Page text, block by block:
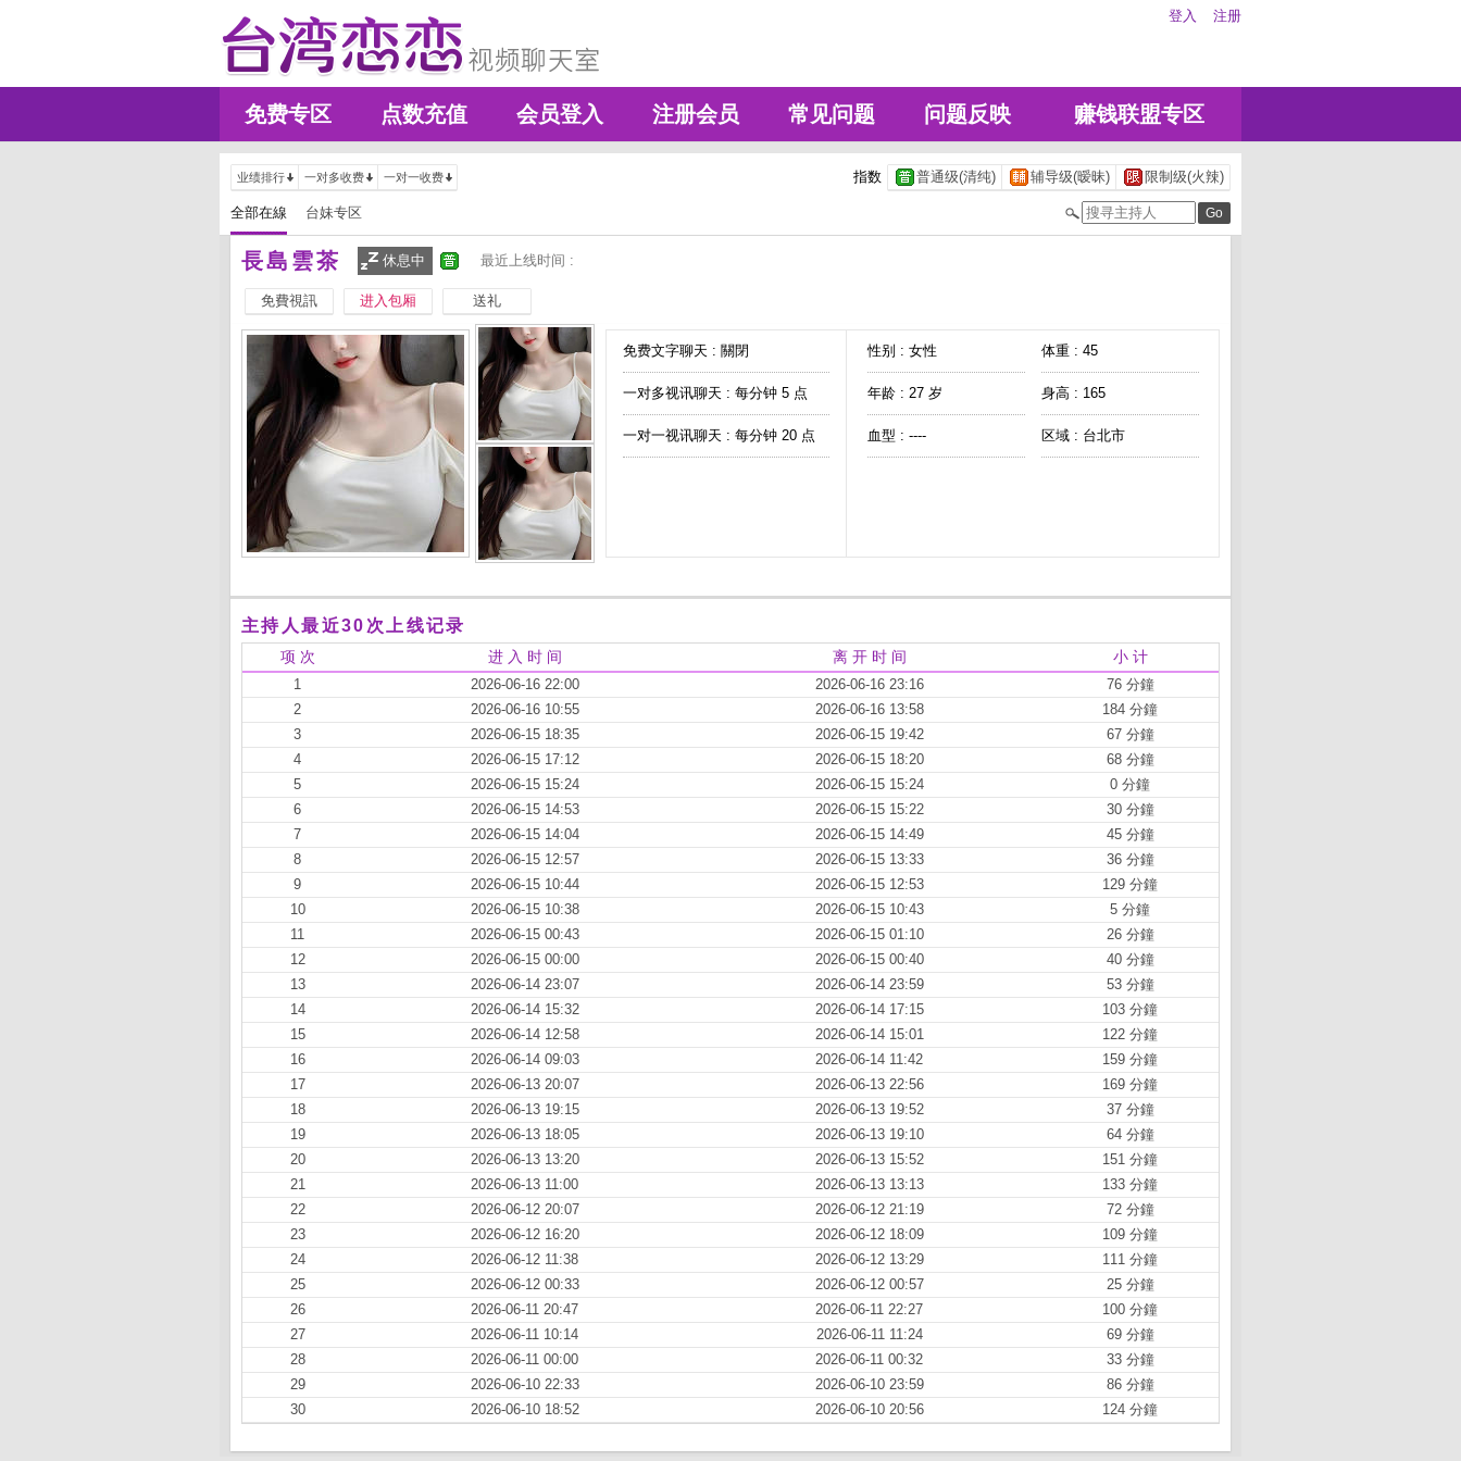
登入 注册
免费专区 点数充值 会员登入 注册会员 常见问题 问题反映 赚钱联盟专区
业绩排行 一对多收费 一对一收费 指数 普通级(清纯) 辅导级(暧昧) 限制级(火辣)
全部在線 台妹专区
長島雲茶 休息中 最近上线时间 :
免費視訊 进入包厢 送礼
免费文字聊天 : 關閉
一对多视讯聊天 : 每分钟 5 点
一对一视讯聊天 : 每分钟 20 点
性别 : 女性 体重 : 45
年龄 : 27 岁 身高 : 165
血型 : ---- 区域 : 台北市
主持人最近30次上线记录
项 次 进 入 时 间 离 开 时 间 小 计
1 2026-06-16 22:00 2026-06-16 23:16
76 分鐘
2
2026-06-16 10:55 2026-06-16 13:58
184 分鐘
3
2026-06-15 18:35 2026-06-15 19:42
67 分鐘
4
2026-06-15 17:12 2026-06-15 18:20
68 分鐘
5
2026-06-15 15:24 2026-06-15 15:24
0 分鐘
6
2026-06-15 14:53 2026-06-15 15:22
30 分鐘
7
2026-06-15 14:04 2026-06-15 14:49
45 分鐘
8
2026-06-15 12:57 2026-06-15 13:33
36 分鐘
9
2026-06-15 10:44 2026-06-15 12:53
129 分鐘
10
2026-06-15 10:38 2026-06-15 10:43
5 分鐘
11
2026-06-15 00:43 2026-06-15 01:10
26 分鐘
12
2026-06-15 00:00 2026-06-15 00:40
40 分鐘
13
2026-06-14 23:07 2026-06-14 23:59
53 分鐘
14
2026-06-14 15:32 2026-06-14 17:15
103 分鐘
15
2026-06-14 12:58 2026-06-14 15:01
122 分鐘
16
2026-06-14 09:03 2026-06-14 11:42
159 分鐘
17
2026-06-13 20:07 2026-06-13 22:56
169 分鐘
18
2026-06-13 19:15 2026-06-13 19:52
37 分鐘
19
2026-06-13 18:05 2026-06-13 19:10
64 分鐘
20
2026-06-13 13:20 2026-06-13 15:52
151 分鐘
21
2026-06-13 11:00 2026-06-13 13:13
133 分鐘
22
2026-06-12 20:07 2026-06-12 21:19
72 分鐘
23
2026-06-12 16:20 2026-06-12 18:09
109 分鐘
24
2026-06-12 11:38 2026-06-12 13:29
111 分鐘
25
2026-06-12 00:33 2026-06-12 00:57
25 分鐘
26
2026-06-11 20:47 2026-06-11 22:27
100 分鐘
27
2026-06-11 10:14 2026-06-11 11:24
69 分鐘
28
2026-06-11 00:00 2026-06-11 00:32
33 分鐘
29
2026-06-10 22:33 2026-06-10 23:59
86 分鐘
30
2026-06-10 18:52 2026-06-10 20:56 124 分鐘